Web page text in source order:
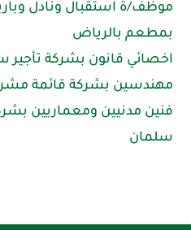
بمطعم بالرياض
اخصائي قانون بشركة تأجير
مهندسين بشركة قائمة
فنين مدنيين ومعماريين
سلمان